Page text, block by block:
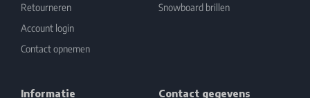
Retourneren
Account login
Contact opnemen
Snowboard brillen
Informatie Contact gegevens